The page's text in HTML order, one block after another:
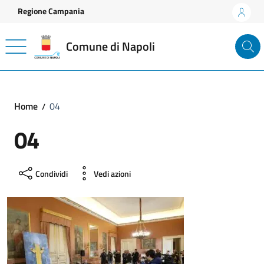
Vai ai contenuti
Vai al footer
Regione Campania
Comune di Napoli
Home 04
04
Condividi Vedi azioni